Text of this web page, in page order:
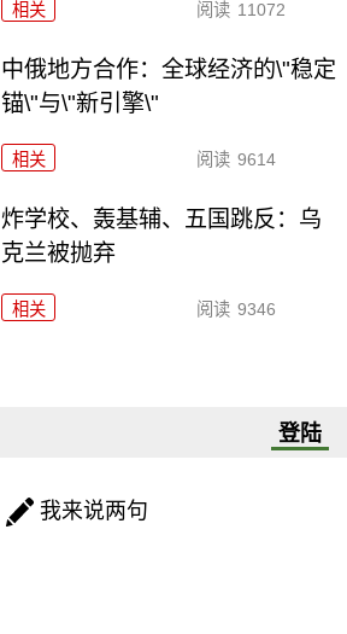
相关 阅读 11072
中俄地方合作：全球经济的\"稳定
锚\"与\"新引擎\"
相关 阅读 9614
炸学校、轰基辅、五国跳反：乌
克兰被抛弃
相关 阅读 9346
登陆
我来说两句